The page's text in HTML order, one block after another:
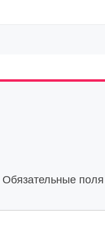
Обязательные